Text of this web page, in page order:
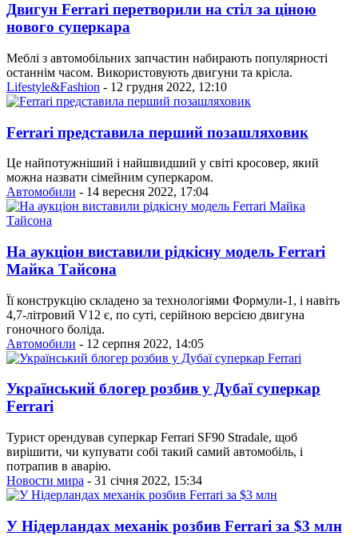
Двигун Ferrari перетворили на стіл за ціною
нового суперкара
Меблі з автомобільних запчастин набирають популярності
останнім часом. Використовують двигуни та крісла.
Lifestyle&Fashion - 12 грудня 2022, 12:10
Ferrari представила перший позашляховик
Це найпотужніший і найшвидший у світі кросовер, який
можна назвати сімейним суперкаром.
Автомобили - 14 вересня 2022, 17:04
На аукціон виставили рідкісну модель Ferrari
Майка Тайсона
Її конструкцію складено за технологіями Формули-1, і навіть
4,7-літровий V12 є, по суті, серійною версією двигуна
гоночного боліда.
Автомобили - 12 серпня 2022, 14:05
Український блогер розбив у Дубаї суперкар
Ferrari
Турист орендував суперкар Ferrari SF90 Stradale, щоб
вирішити, чи купувати собі такий самий автомобіль, і
потрапив в аварію.
Новости мира - 31 січня 2022, 15:34
У Нідерландах механік розбив Ferrari за $3 млн